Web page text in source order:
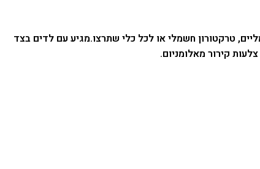
טרקטורון חשמלי או לכל כלי שתרצו.מגיע עם לדים בצד
קירור מאלומניום.